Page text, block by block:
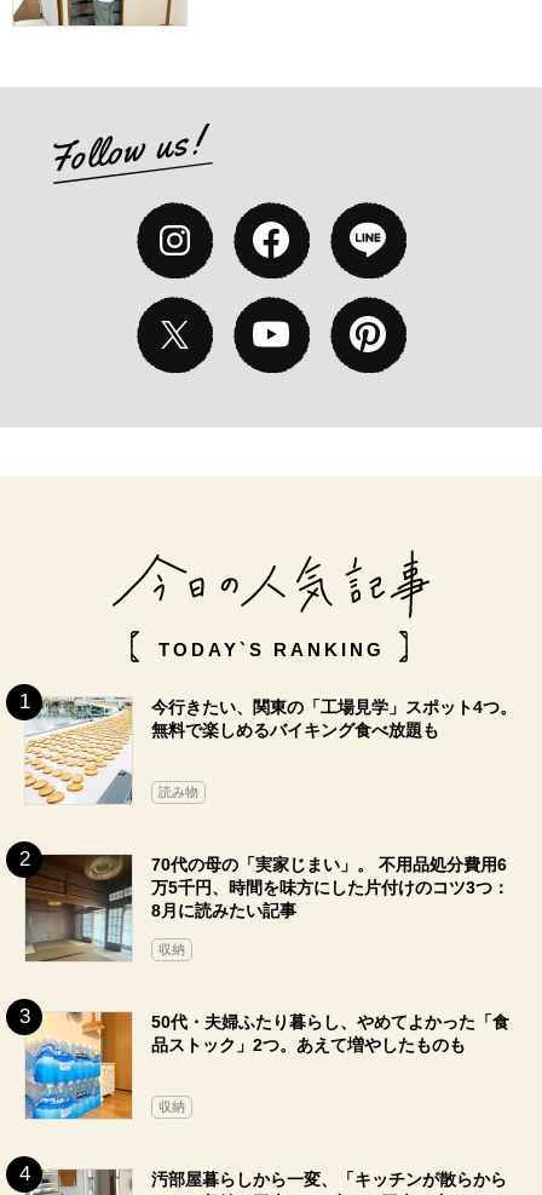
TODAY`S RANKING
今行きたい、関東の「工場見学」スポット4つ。
無料で楽しめるバイキング食べ放題も
読み物
70代の母の「実家じまい」。 不用品処分費用6
万5千円、時間を味方にした片付けのコツ3つ：
8月に読みたい記事
収納
50代・夫婦ふたり暮らし、やめてよかった「食
品ストック」2つ。あえて増やしたものも
収納
汚部屋暮らしから一変、「キッチンが散らから